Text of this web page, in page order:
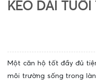
KÉO DÀI TUỔI
Một căn hộ tốt đầy đủ
môi trường sống trong